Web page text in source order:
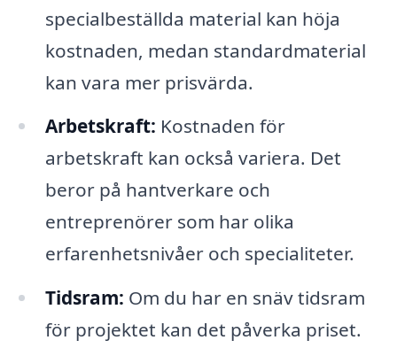
specialbeställda material kan höja
kostnaden, medan standardmaterial
kan vara mer prisvärda.
Arbetskraft: Kostnaden för
arbetskraft kan också variera. Det
beror på hantverkare och
entreprenörer som har olika
erfarenhetsnivåer och specialiteter.
Tidsram: Om du har en snäv tidsram
för projektet kan det påverka priset.